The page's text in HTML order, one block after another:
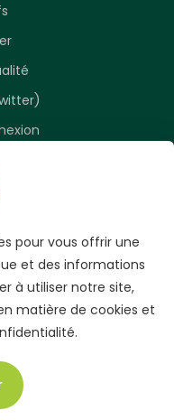
opportunités.
Tous droits réservés
pour vous offrir une
et des informations
à utiliser notre site,
matière de cookies et